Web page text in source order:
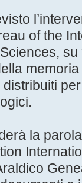
of the
su
distribuiti
la